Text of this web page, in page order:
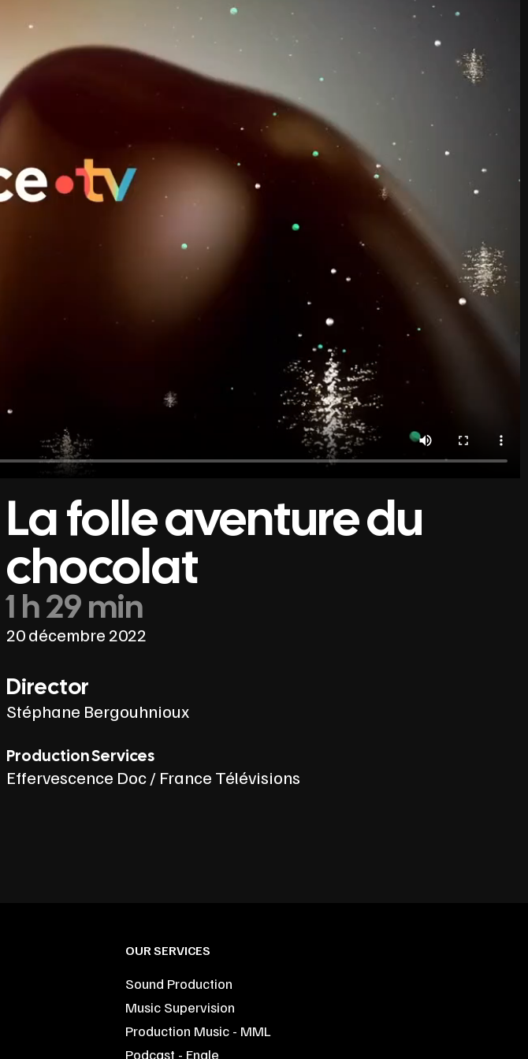
La folle aventure du
chocolat
1 h 29 min
20 décembre 2022
Director
Stéphane Bergouhnioux
Production Services
Effervescence Doc / France Télévisions
OUR SERVICES
Sound Production
Music Supervision
Production Music - MML
Podcast - Engle